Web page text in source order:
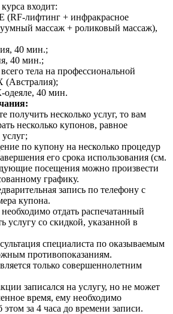
входит:
лифтинг + инфракрасное
массаж + роликовый массаж),
40 мин.;
40 мин.;
тела на профессиональной
(Австралия);
40 мин.
получить несколько услуг, то вам
несколько купонов, равное
по купону на несколько процедур
его срока использования (см.
посещения можно произвести
графику.
запись по телефону с
купона.
отдать распечатанный
услугу со скидкой, указанной в
специалиста по оказываемым
противопоказаниям.
только совершеннолетним
записался на услугу, но не может
время, ему необходимо
этом за 4 часа до времени записи.